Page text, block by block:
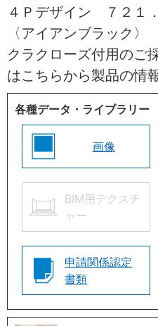
４Ｐデザイン ７２
〈アイアンブラック
クラクローズ付用のご
はこちらから製品の情
各種データ・ライブラリー
画像
BIM用テクスチ
ャー
申請関係認定
書類